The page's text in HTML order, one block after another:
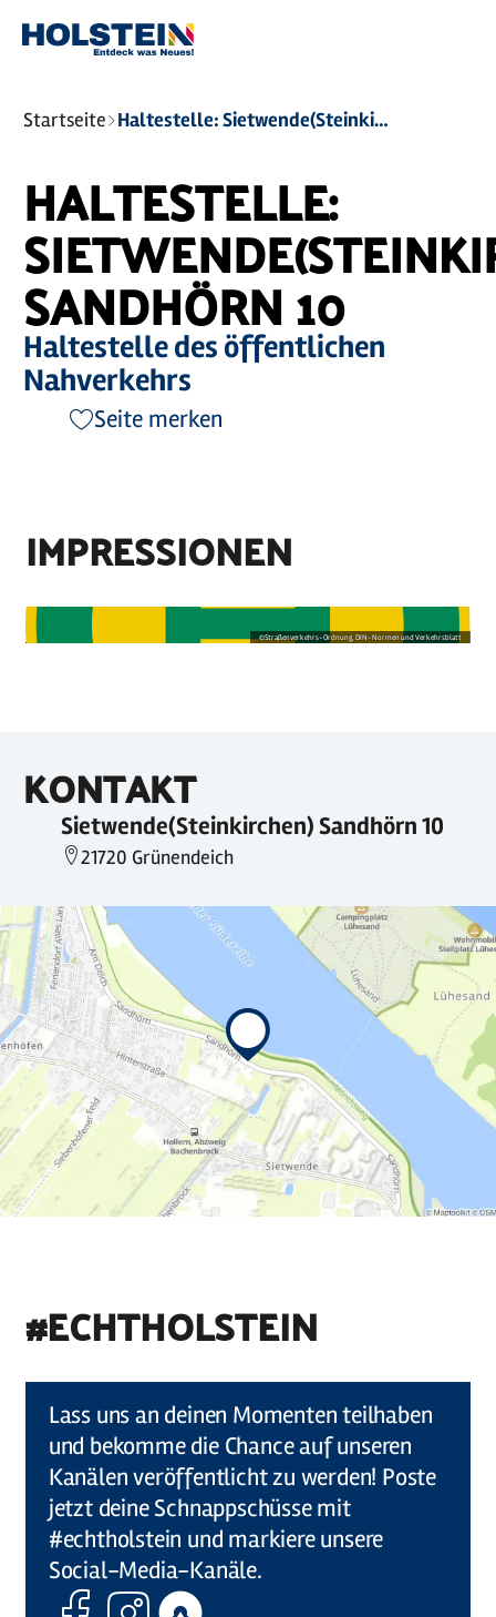
Sie
sind
Startseite Haltestelle: Sietwende(Steinkirchen) Sandhörn 10
HALTESTELLE:
SANDHÖRN 10
Haltestelle des öffentlichen
Nahverkehrs
Seite merken
IMPRESSIONEN
©Straßenverkehrs-Ordnung, DIN-Normen und Verkehrsblatt
KONTAKT
Sietwende(Steinkirchen) Sandhörn 10
21720 Grünendeich
#ECHTHOLSTEIN
Lass uns an deinen Momenten teilhaben
und bekomme die Chance auf unseren
Kanälen veröffentlicht zu werden! Poste
jetzt deine Schnappschüsse mit
#echtholstein und markiere unsere
Social-Media-Kanäle.
FacebookInstagram
Komoot